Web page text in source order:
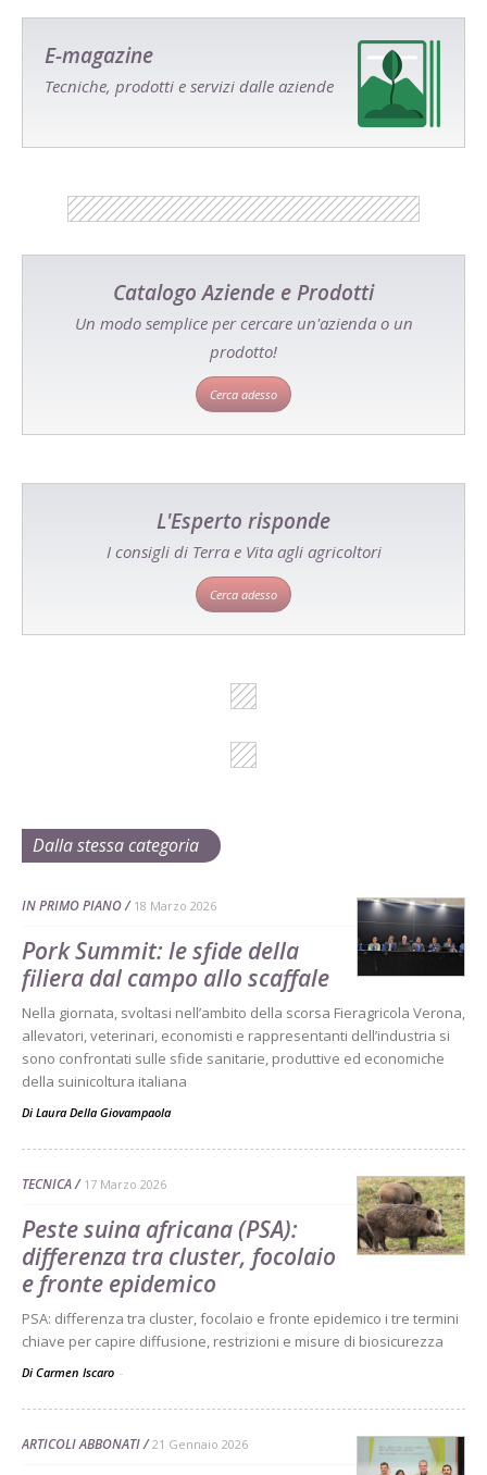
E-magazine
Tecniche, prodotti e servizi dalle aziende
Catalogo Aziende e Prodotti
Un modo semplice per cercare un'azienda o un
prodotto!
Cerca adesso
L'Esperto risponde
I consigli di Terra e Vita agli agricoltori
Cerca adesso
Dalla stessa categoria
IN PRIMO PIANO 18 Marzo 2026
Pork Summit: le sfide della
filiera dal campo allo scaffale
Nella giornata, svoltasi nell’ambito della scorsa Fieragricola Verona,
allevatori, veterinari, economisti e rappresentanti dell’industria si
sono confrontati sulle sfide sanitarie, produttive ed economiche
della suinicoltura italiana
Di Laura Della Giovampaola
TECNICA 17 Marzo 2026
Peste suina africana (PSA):
differenza tra cluster, focolaio
e fronte epidemico
PSA: differenza tra cluster, focolaio e fronte epidemico i tre termini
chiave per capire diffusione, restrizioni e misure di biosicurezza
Di Carmen Iscaro -
ARTICOLI ABBONATI 21 Gennaio 2026